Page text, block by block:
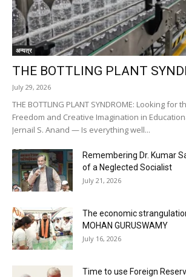
अन्यत्र
THE BOTTLING PLANT
July 29, 2026
THE BOTTLING PLANT SYNDROME: Looking for
Freedom and Creative Imagination in
Jernail S. Anand — Is everything well...
Remembering Dr. Kumar
of a Neglected Socialist
July 21, 2026
The economic
MOHAN GURUSWAMY
July 16, 2026
Time to use Foreign